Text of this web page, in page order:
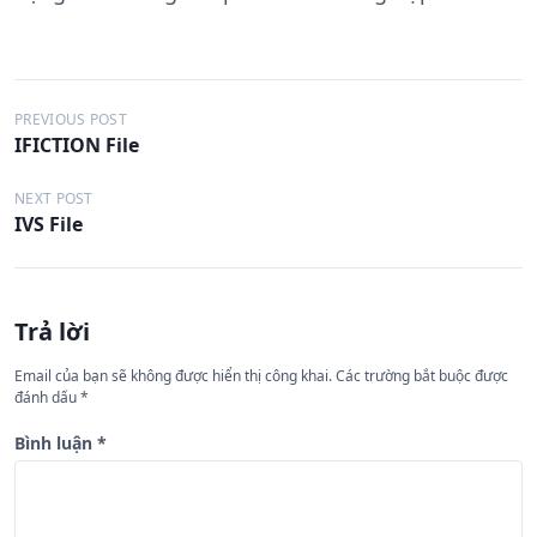
Đ
i
ề
u
h
ớ
n
g
b
PREVIOUS POST
IFICTION File
NEXT POST
IVS File
Trả lời
Email của bạn sẽ không được hiển thị công khai.Các trường bắt buộc được
đánh dấu*
Bình luận *